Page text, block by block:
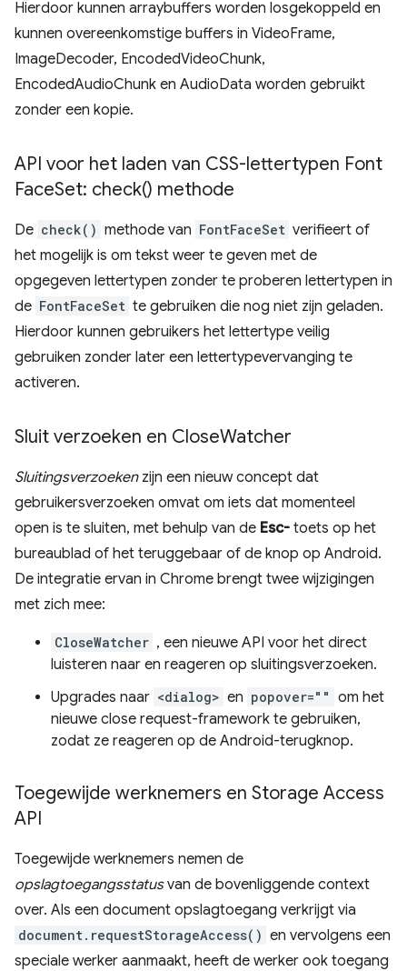
Hierdoor kunnen arraybuffers worden losgekoppeld en
kunnen overeenkomstige buffers in VideoFrame,
ImageDecoder, EncodedVideoChunk,
EncodedAudioChunk en AudioData worden gebruikt
zonder een kopie.
API voor het laden van CSS-lettertypen Font
FaceSet: check() methode
De check() methode van FontFaceSet verifieert of
het mogelijk is om tekst weer te geven met de
opgegeven lettertypen zonder te proberen lettertypen in
de FontFaceSet te gebruiken die nog niet zijn geladen.
Hierdoor kunnen gebruikers het lettertype veilig
gebruiken zonder later een lettertypevervanging te
activeren.
Sluit verzoeken en CloseWatcher
Sluitingsverzoekenzijn een nieuw concept dat
gebruikersverzoeken omvat om iets dat momenteel
open is te sluiten, met behulp van de Esc- toets op het
bureaublad of het teruggebaar of de knop op Android.
De integratie ervan in Chrome brengt twee wijzigingen
met zich mee:
CloseWatcher , een nieuwe API voor het direct
luisteren naar en reageren op sluitingsverzoeken.
Upgrades naar <dialog> en popover="" om het
nieuwe close request-framework te gebruiken,
zodat ze reageren op de Android-terugknop.
Toegewijde werknemers en Storage Access
API
Toegewijde werknemers nemen de
opslagtoegangsstatusvan de bovenliggende context
over. Als een document opslagtoegang verkrijgt via
document.requestStorageAccess() en vervolgens een
speciale werker aanmaakt, heeft de werker ook toegang